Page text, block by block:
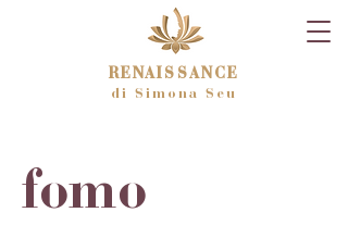
RENAISSANCE
di Simona Seu
fomo